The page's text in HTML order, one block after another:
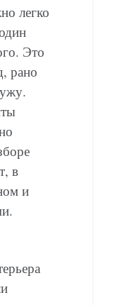
легко
Это
рано
в
и